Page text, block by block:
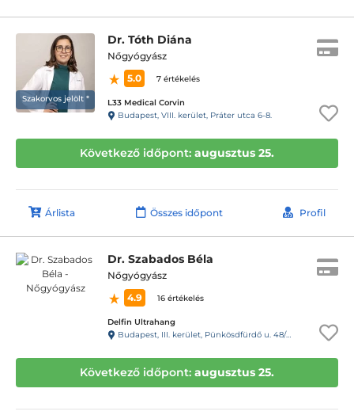
Szakorvos jelölt *
Dr. Tóth Diána
Nőgyógyász
5.0
7 értékelés
L33 Medical Corvin
Budapest, VIII. kerület, Práter utca 6-8.
Következő időpont: augusztus 25.
Árlista Összes időpont Profil
Dr. Szabados Béla
Nőgyógyász
4.9
16 értékelés
Delfin Ultrahang
Budapest, III. kerület, Pünkösdfürdő u. 48/B
Következő időpont: augusztus 25.